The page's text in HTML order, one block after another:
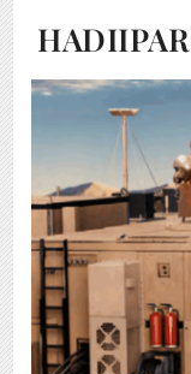
HADIIPAR